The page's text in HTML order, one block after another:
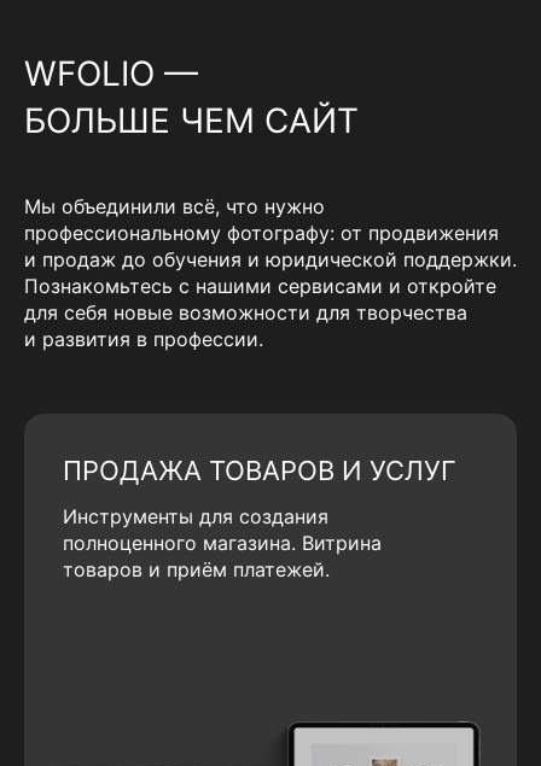
WFOLIO —
БОЛЬШЕ ЧЕМ САЙТ
Мы объединили всё, что нужно
профессиональному фотографу: от продвижения
и продаж до обучения и юридической поддержки.
Познакомьтесь с нашими сервисами и откройте
для себя новые возможности для творчества
и развития в профессии.
ПРОДАЖА ТОВАРОВ И УСЛУГ
Инструменты для создания
полноценного магазина. Витрина
товаров и приём платежей.